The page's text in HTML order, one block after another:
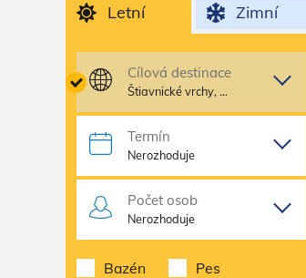
Letní Zimní
Cílová destinace
Štiavnické vrchy, …
Termín
Nerozhoduje
Počet osob
Nerozhoduje
Bazén Pes